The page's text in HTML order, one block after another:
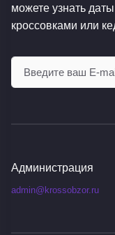
можете узнать
кроссовками или
Администрация
admin@krossobzor.ru